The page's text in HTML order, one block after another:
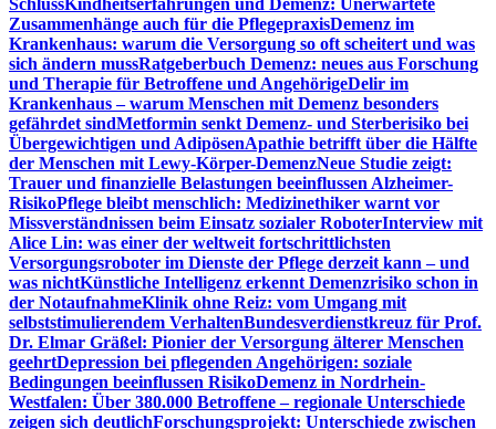
SchlussKindheitserfahrungen und Demenz: Unerwartete
Zusammenhänge auch für die PflegepraxisDemenz im
Krankenhaus: warum die Versorgung so oft scheitert und was
sich ändern mussRatgeberbuch Demenz: neues aus Forschung
und Therapie für Betroffene und AngehörigeDelir im
Krankenhaus – warum Menschen mit Demenz besonders
gefährdet sindMetformin senkt Demenz- und Sterberisiko bei
Übergewichtigen und AdipösenApathie betrifft über die Hälfte
der Menschen mit Lewy-Körper-DemenzNeue Studie zeigt:
Trauer und finanzielle Belastungen beeinflussen Alzheimer-
RisikoPflege bleibt menschlich: Medizinethiker warnt vor
Missverständnissen beim Einsatz sozialer RoboterInterview mit
Alice Lin: was einer der weltweit fortschrittlichsten
Versorgungsroboter im Dienste der Pflege derzeit kann – und
was nichtKünstliche Intelligenz erkennt Demenzrisiko schon in
der NotaufnahmeKlinik ohne Reiz: vom Umgang mit
selbststimulierendem VerhaltenBundesverdienstkreuz für Prof.
Dr. Elmar Gräßel: Pionier der Versorgung älterer Menschen
geehrtDepression bei pflegenden Angehörigen: soziale
Bedingungen beeinflussen RisikoDemenz in Nordrhein-
Westfalen: Über 380.000 Betroffene – regionale Unterschiede
zeigen sich deutlichForschungsprojekt: Unterschiede zwischen